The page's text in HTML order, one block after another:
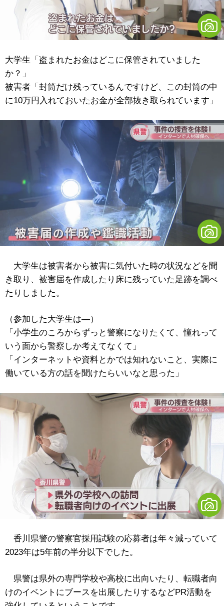
大学生「盗まれたお金はどこに保管されていました
か？」
被害者「封筒だけ残っているんですけど、この封筒の中
に10万円入れておいたお金が全部抜き取られています」
大学生は被害者から被害に気付いた時の状況などを聞
き取り、被害届を作成したり床に残っていた足跡を調べ
たりしました。
（参加した大学生は―）
「小学生のころからずっと警察になりたくて、憧れって
いう面から警察しか考えてなくて」
「インターネットや資料とかでは知れないこと、実際に
働いている方の話を聞けたらいいなと思った」
香川県警の警察官採用試験の応募者は年々減っていて
2023年は5年前の半分以下でした。
県警は県外の専門学校や高校に出向いたり、転職者向
けのイベントにブースを出展したりするなどPR活動を